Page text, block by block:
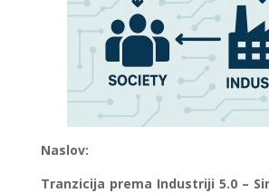
Naslov:
Tranzicija prema Industriji 5.0 –